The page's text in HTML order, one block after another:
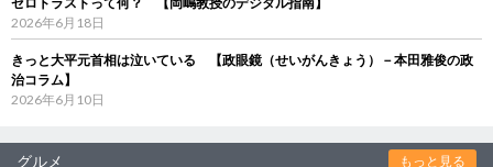
2026年6月18日
きっと大平元首相は泣いている 【政眼鏡（せいがんきょう）－本田雅俊の政
治コラム】
2026年6月10日
グルメ もっと見る